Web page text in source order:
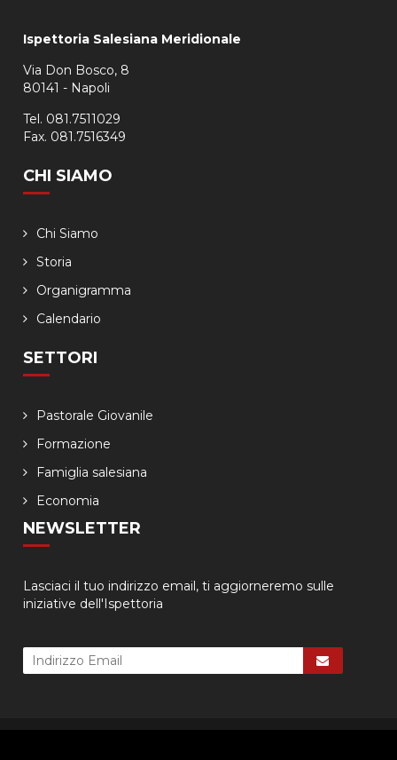
Ispettoria Salesiana Meridionale
Via Don Bosco, 8
80141 - Napoli
Tel. 081.7511029
Fax. 081.7516349
CHI SIAMO
Chi Siamo
Storia
Organigramma
Calendario
SETTORI
Pastorale Giovanile
Formazione
Famiglia salesiana
Economia
NEWSLETTER
Lasciaci il tuo indirizzo email, ti aggiorneremo sulle
iniziative dell'Ispettoria